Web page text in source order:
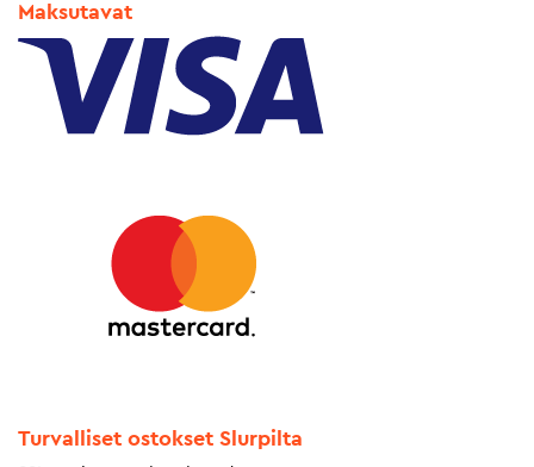
Maksutavat
Turvalliset ostokset Slurpilta